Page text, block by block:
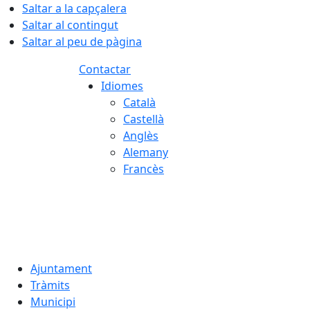
Saltar a la capçalera
Saltar al contingut
Saltar al peu de pàgina
Contactar
Idiomes
Català
Castellà
Anglès
Alemany
Francès
Ajuntament
Tràmits
Municipi